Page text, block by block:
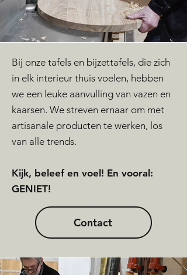
Voor de levering van onze tafels
zorgen wij zelf! Door zoveel mogelijk
voor verzending, vermindert de druk
op de omgeving.
Onze tafels, tafeltjes en andere
eigen atelier artisanaal gemaakt.
Bij onze tafels en bijzettafels, die zich
in elk interieur thuis voelen, hebben
we een leuke aanvulling van vazen en
kaarsen. We streven ernaar om met
artisanale producten te werken, los
van alle trends.
Kijk, beleef en voel! En vooral:
GENIET!
Contact